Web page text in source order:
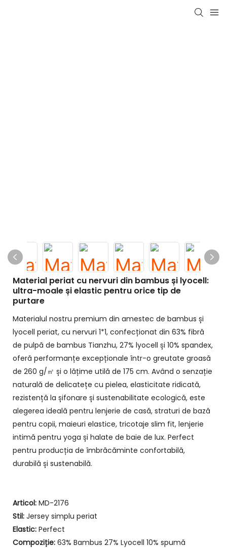
Material periat cu nervuri din bambus și lyocell:
ultra-moale și elastic pentru orice tip de
purtare
Materialul nostru premium din amestec de bambus și
lyocell periat, cu nervuri 1*1, confecționat din 63% fibră
de pulpă de bambus Tianzhu, 27% lyocell și 10% spandex,
oferă performanțe excepționale într-o greutate groasă
de 260 g/㎡ și o lățime utilă de 175 cm. Având o senzație
naturală de delicatețe cu pielea, elasticitate ridicată,
rezistență la șifonare și sustenabilitate ecologică, este
alegerea ideală pentru lenjerie de casă, straturi de bază
pentru copii, maieuri elastice, tricotaje slim fit, lenjerie
intimă pentru yoga și halate de baie de lux. Perfect
pentru producția de îmbrăcăminte confortabilă,
durabilă și sustenabilă.
Articol: MD-2176
Stil: Jersey simplu periat
Elastic: Perfect
Compoziție: 63% Bambus 27% Lyocell 10% spumă